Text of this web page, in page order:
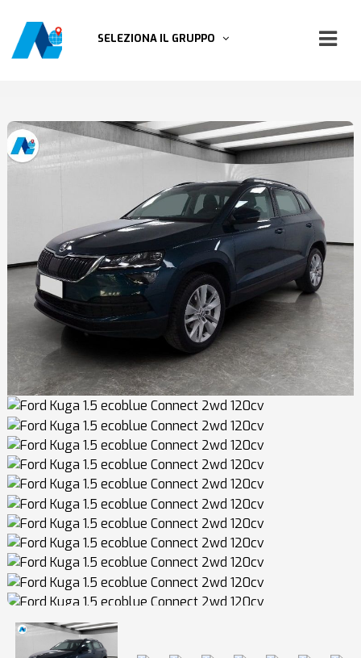
SELEZIONA IL GRUPPO